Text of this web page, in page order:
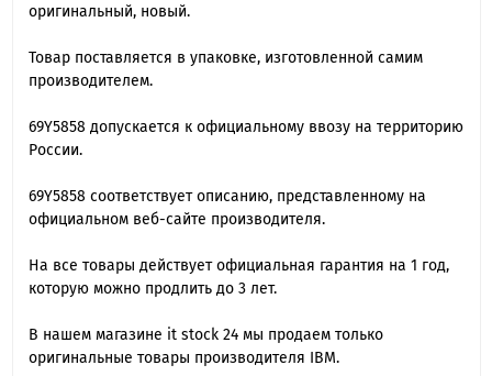
оригинальный, новый.
Товар поставляется в упаковке, изготовленной самим
производителем.
69Y5858 допускается к официальному ввозу на территорию
России.
69Y5858 cоответствует описанию, представленному на
официальном веб-сайте производителя.
На все товары действует официальная гарантия на 1 год,
которую можно продлить до 3 лет.
В нашем магазине it stock 24 мы продаем только
оригинальные товары производителя IBM.